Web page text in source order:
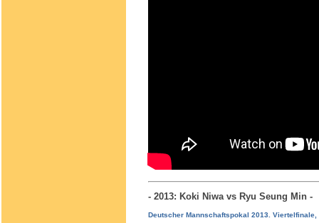
- 2013: Koki Niwa vs Ryu Seung
Deutscher Mannschaftspokal 2013.